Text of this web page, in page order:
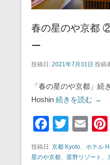
春の星のや京都
ー
投稿日: 2021年7月31日 投稿
「春の星のや京都」続
Hoshin 続きを読む →
F
a
c
T
wi
tt
E
m
ail
投稿日: 京都 Kyoto、 ホテル
星のや京都、 星野リゾート 、